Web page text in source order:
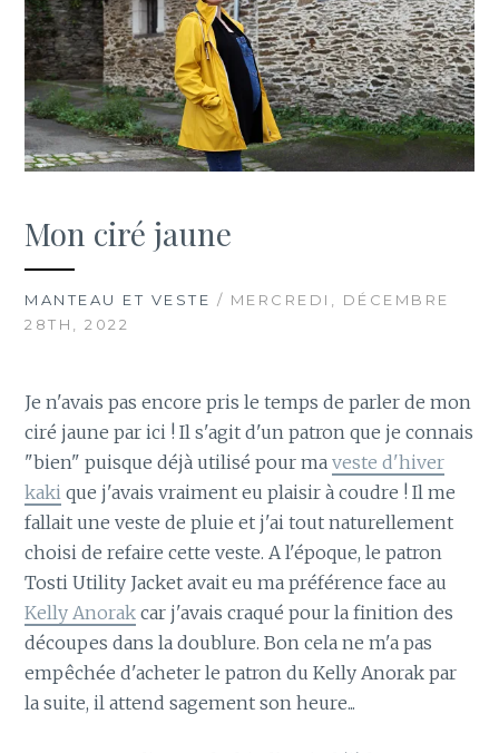
Mon ciré jaune
MANTEAU ET VESTE / MERCREDI, DÉCEMBRE
28TH, 2022
Je n'avais pas encore pris le temps de parler de mon
ciré jaune par ici ! Il s'agit d'un patron que je connais
"bien" puisque déjà utilisé pour maveste d'hiver
kaki que j'avais vraiment eu plaisir à coudre ! Il me
fallait une veste de pluie et j'ai tout naturellement
choisi de refaire cette veste. A l'époque, le patron
Tosti Utility Jacket avait eu ma préférence face au
Kelly Anorak car j'avais craqué pour la finition des
découpes dans la doublure. Bon cela ne m'a pas
empêchée d'acheter le patron du Kelly Anorak par
la suite, il attend sagement son heure...